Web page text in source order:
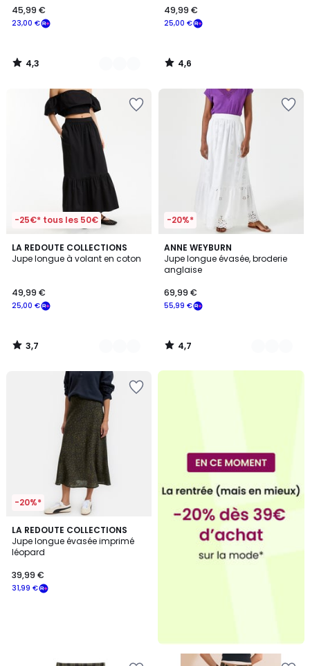
€
souscrivez
notre
programme
23,00 €
45,99 €
4,3
/
25,00 €
49,99 €
4,6
/
-25€* tous les 50€
LA REDOUTE COLLECTIONS
Jupe longue à volant en coton
25,00 €
49,99 €
3,7
/ 5
2
Couleurs
3,7
/
-20%*
ANNE WEYBURN
Jupe longue évasée, broderie
anglaise
55,99 €
69,99 €
4,7
/ 5
2
Couleurs
4,7
/
-20%*
LA REDOUTE COLLECTIONS
Jupe longue évasée imprimé
léopard
31,99 €
39,99 €